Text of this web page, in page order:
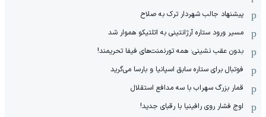
پیشنهاد جالب شهردار ترک به صلاح
مسیر ورود ستاره آرژانتینی به اتلتیکو هموار شد
بدون عقب نشینی: همه تورنمنت‌های فیفا تحریمند!
فوتبال برای ستاره سابق اسپانیا و بارسا می‌گرید
قمار بزرگ سهراب با سه مدافع استقلال
اوج فشار روی رافینیا با رقبای جدید!